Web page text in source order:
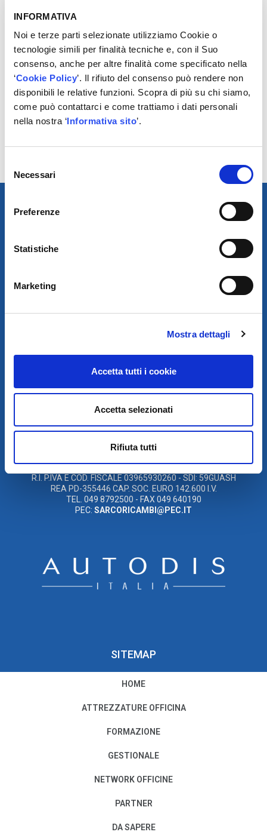
INFORMATIVA
Noi e terze parti selezionate utilizziamo Cookie o
tecnologie simili per finalità tecniche e, con il Suo
consenso, anche per altre finalità come specificato nella
‘Cookie Policy’. Il rifiuto del consenso può rendere non
disponibili le relative funzioni. Scopra di più su chi siamo,
come può contattarci e come trattiamo i dati personali
nella nostra ‘Informativa sito’.
delNecessari
Preferenze
Statistiche
Marketing
Mostra dettagli
Accetta tutti i cookie
Accetta selezionati
Rifiuta tutti
design migliorato, la qualità dei materiali e l’utilizzo di
tecnologie di tenuta e rivestimento durevoli sono alcuni
degli elementi che caratterizzano la gamma FAG per
sospensioni e sterzo.
Come per molti altri prodotti Schaeffler, anche la nuova
gamma di componenti per sospensione e sterzo
comprende le soluzioni in kit, includendo in un’unica
confezione tutti i componenti e gli accessori che sono
© 2021
AUTODIS ITALIA HOLDING SRLSARCO S.R.L. UNIPERSONALE
SOCIETÀ SOGGETTA A DIREZIONE E COORDINAMENTO DELLA
AUTODIS ITALIA HOLDING S.R.L
(PD)
R.I. P.IVA E COD. FISCALE 03965930260 - SDI: 59GUASH
REA PD-355446 CAP. SOC. EURO 142.600 I.V.
TEL. 049 8792500 - FAX 049 640190
PEC: SARCORICAMBI@PEC.IT
SITEMAP
HOME
ATTREZZATURE OFFICINA
FORMAZIONE
GESTIONALE
NETWORK OFFICINE
PARTNER
DA SAPERE
PRIVACY E COOKIE POLICY
Cookie Policy
Il nostro Codice Etico
PER MODIFICHE O CANCELLAZIONI
PRIVACY@AUTODISITALIA.IT